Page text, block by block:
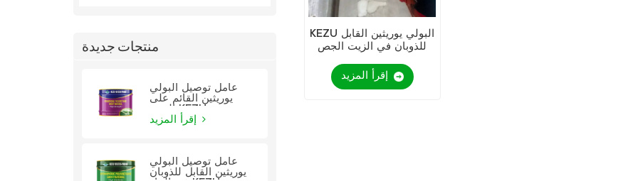
منتجات جديدة
عامل توصيل البولي
يوريثين القائم على
عامل توصيل البولي
يوريثين القابل للذوبان
KEZU البولي يوريثين القابل
للذوبان في الزيت الجص
إقرأ المزيد